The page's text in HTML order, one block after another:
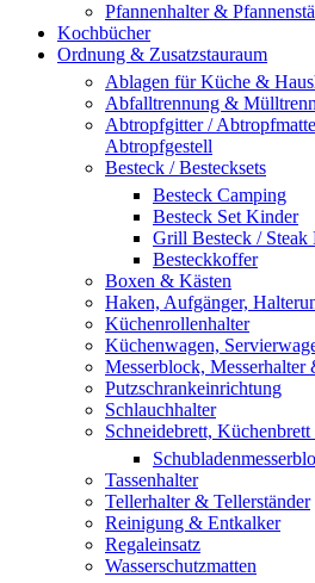
Pfannenhalter &
Kochbücher
Ordnung & Zusatzstauraum
Ablagen für Küche &
Abfalltrennung &
Abtropfgitter /
Abtropfgestell
Besteck / Bestecksets
Besteck Camping
Besteck Set Kinder
Grill Besteck / Steak
Besteckkoffer
Boxen & Kästen
Haken, Aufgänger,
Küchenrollenhalter
Küchenwagen,
Messerblock, Messerhalter
Putzschrankeinrichtung
Schlauchhalter
Schneidebrett,
Tassenhalter
Tellerhalter & Tellerständer
Reinigung & Entkalker
Regaleinsatz
Wasserschutzmatten